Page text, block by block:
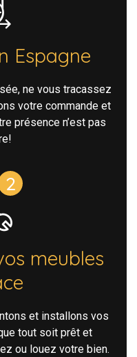
Espagne
ne vous tracassez
votre commande et
présence n’est pas
meubles
et installons vos
tout soit prêt et
ou louez votre bien.